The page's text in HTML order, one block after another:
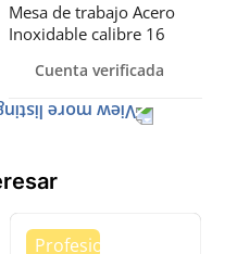
Mesa de trabajo Acero
Inoxidable calibre 16
Cuenta verificada